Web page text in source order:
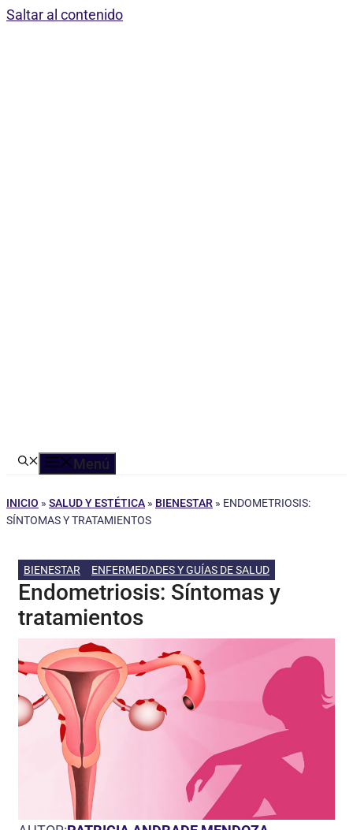
Saltar al contenido
Menú
INICIO » SALUD Y ESTÉTICA » BIENESTAR » ENDOMETRIOSIS:
SÍNTOMAS Y TRATAMIENTOS
BIENESTAR ENFERMEDADES Y GUÍAS DE SALUD
Endometriosis: Síntomas y
tratamientos